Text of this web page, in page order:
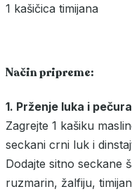
1 kašičica timijana
Način pripreme:
1. Prženje luka i
Zagrejte 1 kašiku
seckani crni luk i
Dodajte sitno seckane
ruzmarin, žalfiju,